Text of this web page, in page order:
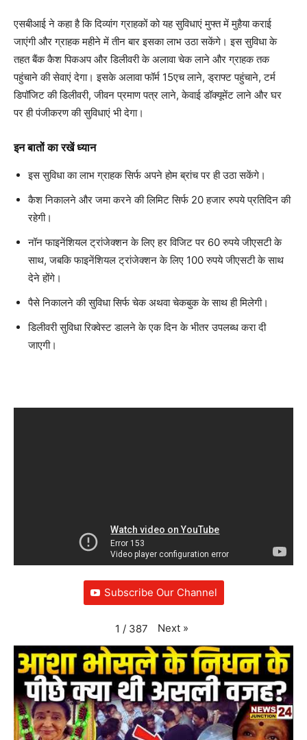
एसबीआई ने कहा है कि दिव्‍यांग ग्राहकों को यह सुविधाएं मुफ्त में मुहैया कराई
जाएंगी और ग्राहक महीने में तीन बार इसका लाभ उठा सकेंगे। इस सुविधा के
तहत बैंक कैश पिकअप और डिलीवरी के अलावा चेक लाने और ग्राहक तक
पहुंचाने की सेवाएं देगा। इसके अलावा फॉर्म 15एच लाने, ड्राफ्ट पहुंचाने, टर्म
डिपॉजिट की डिलीवरी, जीवन प्रमाण पत्र लाने, केवाई डॉक्‍यूमेंट लाने और घर
पर ही पंजीकरण की सुविधाएं भी देगा।
इन बातों का रखें ध्‍यान
इस सुविधा का लाभ ग्राहक सिर्फ अपने होम ब्रांच पर ही उठा सकेंगे।
कैश निकालने और जमा करने की लिमिट सिर्फ 20 हजार रुपये प्रतिदिन की
रहेगी।
नॉन फाइनेंशियल ट्रांजेक्‍शन के लिए हर विजिट पर 60 रुपये जीएसटी के
साथ, जबकि फाइनेंशियल ट्रांजेक्‍शन के लिए 100 रुपये जीएसटी के साथ
देने होंगे।
पैसे निकालने की सुविधा सिर्फ चेक अथवा चेकबुक के साथ ही मिलेगी।
डिलीवरी सुविधा रिक्‍वेस्‍ट डालने के एक दिन के भीतर उपलब्‍ध करा दी
जाएगी।
Subscribe Our Channel
1 / 387 Next »